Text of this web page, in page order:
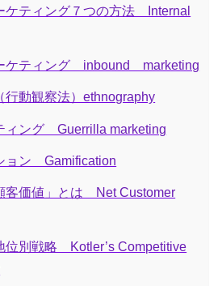
ケティング７つの方法 Internal
ケティング inbound marketing
行動観察法）ethnography
ィング Guerrilla marketing
ョン Gamification
客価値」とは Net Customer
位別戦略 Kotler’s Competitive